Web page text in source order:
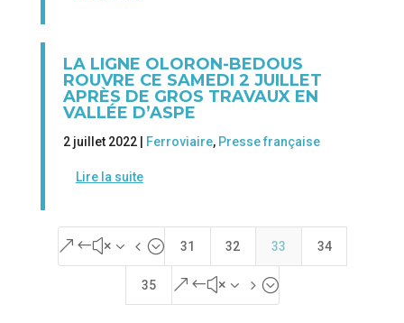
LA LIGNE OLORON-BEDOUS
ROUVRE CE SAMEDI 2 JUILLET
APRÈS DE GROS TRAVAUX EN
VALLÉE D’ASPE
2 juillet 2022 | Ferroviaire, Presse française
Lire la suite
&#x34; 31 32 33 34
35 &#x35;